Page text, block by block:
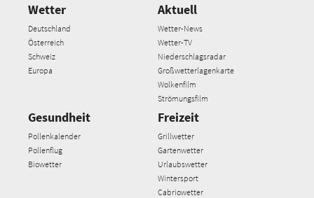
Wetter
Deutschland
Österreich
Schweiz
Europa
Aktuell
Wetter-News
Wetter-TV
Niederschlagsradar
Großwetterlagenkarte
Wolkenfilm
Strömungsfilm
Gesundheit
Pollenkalender
Pollenflug
Biowetter
Freizeit
Grillwetter
Gartenwetter
Urlaubswetter
Wintersport
Cabriowetter